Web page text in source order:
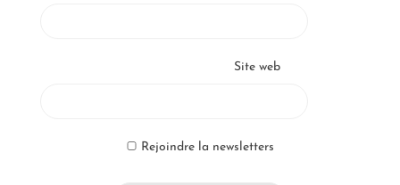
Site web
Rejoindre la newsletters